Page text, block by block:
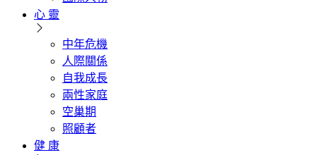
心 靈
中年危機
人際關係
自我成長
兩性家庭
空巢期
照顧者
健 康